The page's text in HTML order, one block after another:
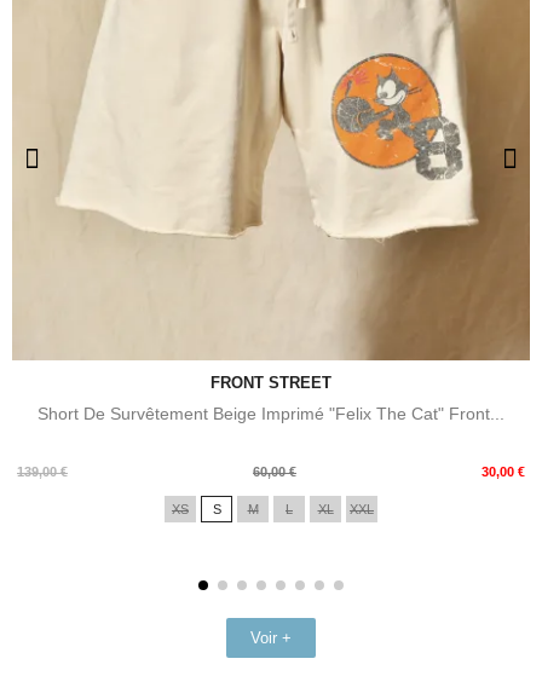
FRONT STREET
Short De Survêtement Beige Imprimé "Felix The Cat" Front...
139,00 €
Prix
60,00 € 30,00 €
Prix
XS S M L XL XXL
Voir +